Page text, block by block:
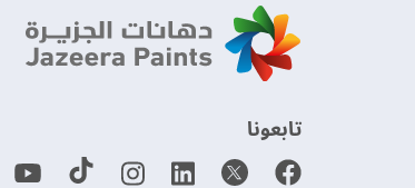
‫تابعونا‬